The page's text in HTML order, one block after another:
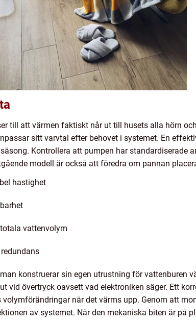
till att värmen faktiskt når ut till husets alla hörn
sitt varvtal efter behovet i systemet. En
Kontrollera att pumpen har standardiserade
modell är också att föredra om pannan
hastighet
vattenvolym
konstruerar sin egen utrustning för vattenburen
vid övertryck oavsett vad elektroniken säger. Ett
när det värms upp. Genom att
av systemet. När den mekaniska biten är på